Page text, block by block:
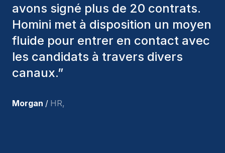
divers critères pour nous proposer
les bons candidats. Ceux que
nous avons recrutés sont toujours
parmi nous, et personnellement, je
suis très satisfait des nouvelles